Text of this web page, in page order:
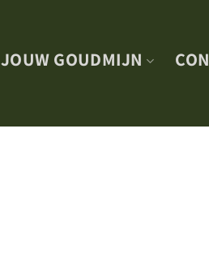
JOUW GOUDMIJN